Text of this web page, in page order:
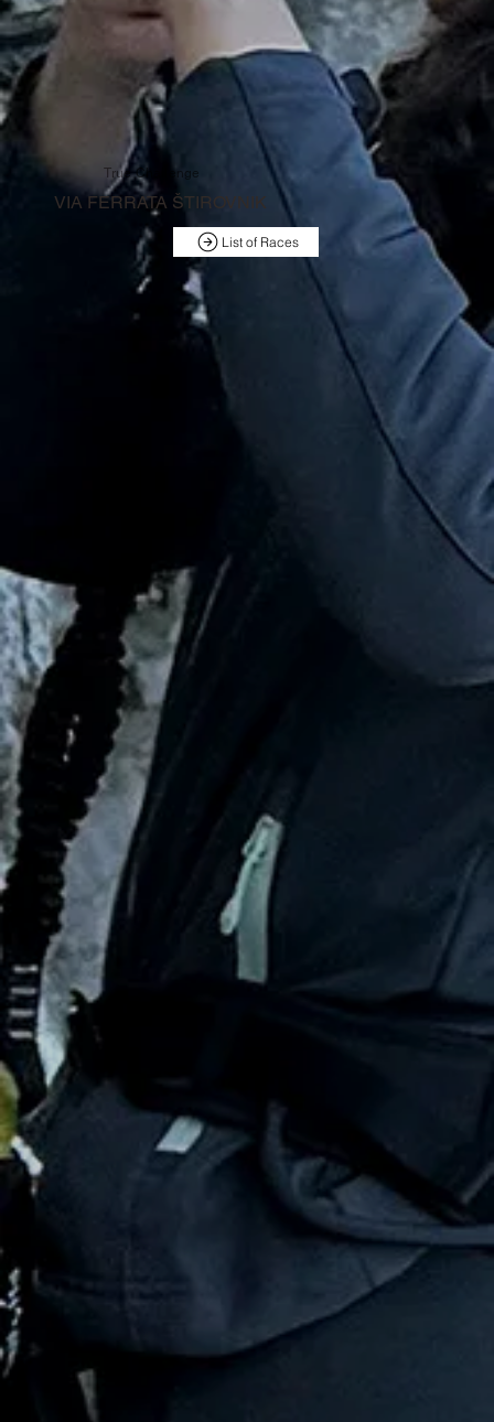
True Challenge
VIA FERRATA ŠTIROVNIK
List of Races